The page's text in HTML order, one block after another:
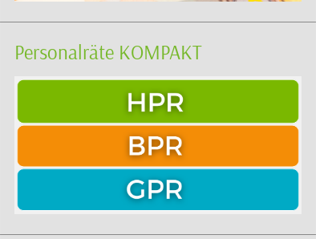
Personalräte KOMPAKT